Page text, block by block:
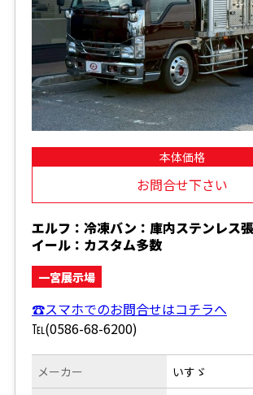
本体価格
お問合せ下さい
エルフ：冷凍バン：庫内ステンレス
イール：カスタム多数
一宮展示場
☎スマホでのお問合せはコチラへ
℡(0586-68-6200)
メーカー いすゞ